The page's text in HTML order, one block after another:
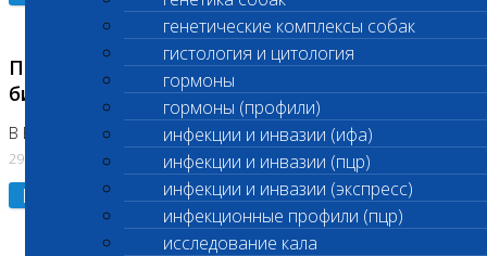
генетические комплексы собак
гистология и цитология
гормоны
гормоны (профили)
инфекции и инвазии (ифа)
инфекции и инвазии (пцр)
инфекции и инвазии (экспресс)
инфекционные профили (пцр)
исследование кала
Приостановлено выполнение срочных
биохимических исследований
В Бутово 29.07.26
29.07.2026
Подробнее